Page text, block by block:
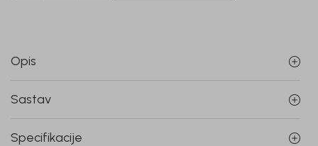
Opis
Sastav
Specifikacije